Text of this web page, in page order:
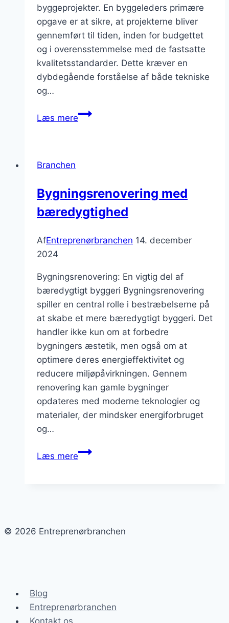
byggeprojekter. En byggeleders primære
opgave er at sikre, at projekterne bliver
gennemført til tiden, inden for budgettet
og i overensstemmelse med de fastsatte
kvalitetsstandarder. Dette kræver en
dybdegående forståelse af både tekniske
og…
Læs mereByggeledelse
Branchen
Bygningsrenovering med
bæredygtighed
AfEntreprenørbranchen 14. december
2024
Bygningsrenovering: En vigtig del af
bæredygtigt byggeri Bygningsrenovering
spiller en central rolle i bestræbelserne på
at skabe et mere bæredygtigt byggeri. Det
handler ikke kun om at forbedre
bygningers æstetik, men også om at
optimere deres energieffektivitet og
reducere miljøpåvirkningen. Gennem
renovering kan gamle bygninger
opdateres med moderne teknologier og
materialer, der mindsker energiforbruget
og…
Læs mereBygningsrenovering
© 2026 Entreprenørbranchen
Blog
Entreprenørbranchen